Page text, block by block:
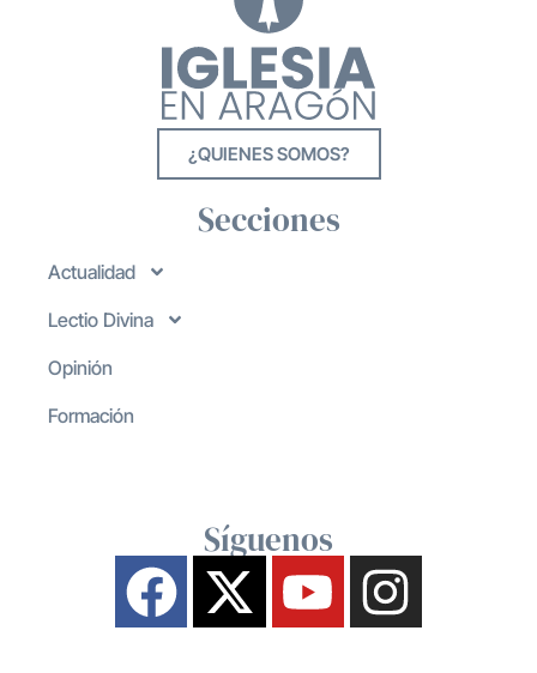
¿QUIENES SOMOS?
Secciones
Actualidad
Lectio Divina
Opinión
Formación
Síguenos